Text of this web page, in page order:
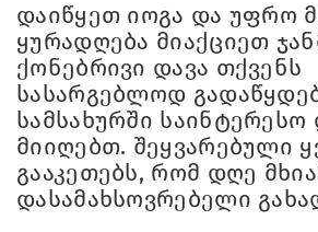
დაიწყეთ იოგა და უფრო
ყურადღება მიაქციეთ
ქონებრივი დავა თქვენს
სასარგებლოდ
სამსახურში საინტერესო
მიიღებთ. შეყვარებული
გააკეთებს, რომ დღე
დასამახსოვრებელი